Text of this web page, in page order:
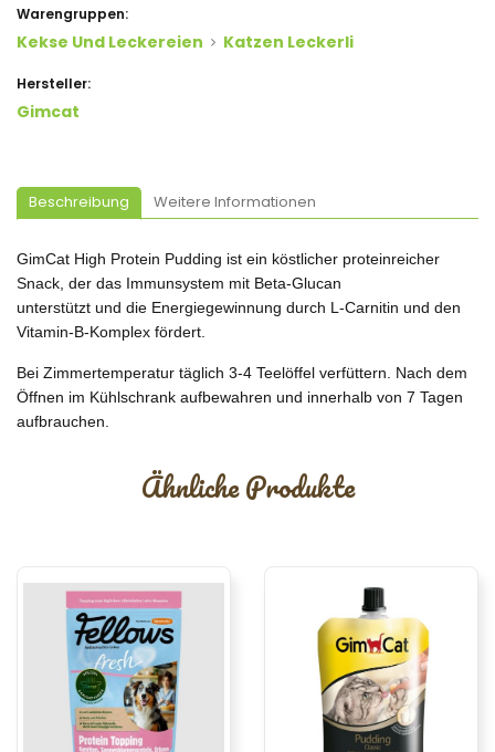
Warengruppen:
Kekse Und Leckereien Katzen Leckerli
Hersteller:
Gimcat
Beschreibung Weitere Informationen
GimCat High Protein Pudding ist ein köstlicher proteinreicher
Snack, der das Immunsystem mit Beta-Glucan
unterstützt und die Energiegewinnung durch L-Carnitin und den
Vitamin-B-Komplex fördert.
Bei Zimmertemperatur täglich 3-4 Teelöffel verfüttern. Nach dem
Öffnen im Kühlschrank aufbewahren und innerhalb von 7 Tagen
aufbrauchen.
Ähnliche Produkte